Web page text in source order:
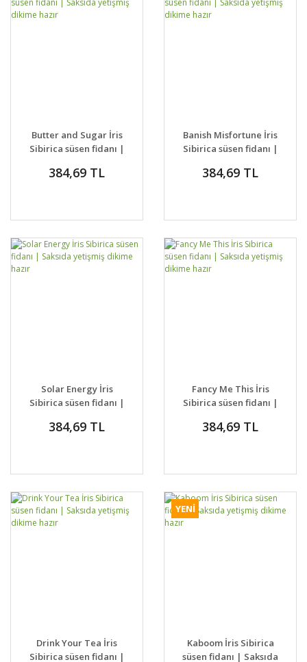
Butter and Sugar İris
Sibirica süsen fidanı |
dikime hazır
384,69 TL
Banish Misfortune İris
Sibirica süsen fidanı |
dikime hazır
384,69 TL
Solar Energy İris
Sibirica süsen fidanı |
dikime hazır
384,69 TL
Fancy Me This İris
Sibirica süsen fidanı |
dikime hazır
384,69 TL
Drink Your Tea İris
Sibirica süsen fidanı |
YENİ
Kaboom İris Sibirica
süsen fidanı | Saksıda